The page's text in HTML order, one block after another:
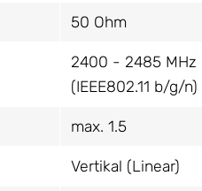
50 Ohm
2400 - 2485 MHz
(IEEE802.11 b/g/n)
max. 1.5
Vertikal (Linear)